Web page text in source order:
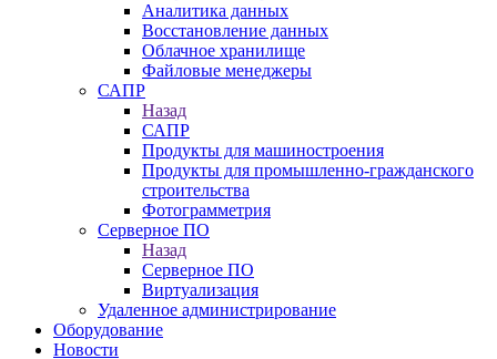
Аналитика данных
Восстановление данных
Облачное хранилище
Файловые менеджеры
САПР
Назад
САПР
Продукты для машиностроения
Продукты для промышленно-гражданского
строительства
Фотограмметрия
Серверное ПО
Назад
Серверное ПО
Виртуализация
Удаленное администрирование
Оборудование
Новости